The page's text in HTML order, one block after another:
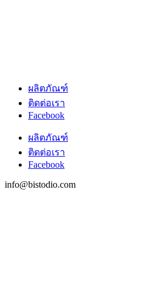
ผลิตภัณฑ์
ติดต่อเรา
Facebook
ผลิตภัณฑ์
ติดต่อเรา
Facebook
info@bistodio.com